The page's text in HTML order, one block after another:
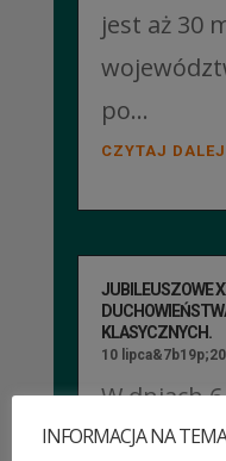
jest aż 30
po...
CZYTAJ DALEJ
JUBILEUSZOWE
KLASYCZNYCH.
10
W dniach
Collegium
INFORMACJA NA